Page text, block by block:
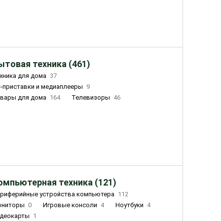
техника (461)
для дома 37
приставки и медиаплееры
9
для дома 164 Телевизоры 46
техника (121)
устройства компьютера 112
0 Игровые консоли 4 Ноутбуки 4
1